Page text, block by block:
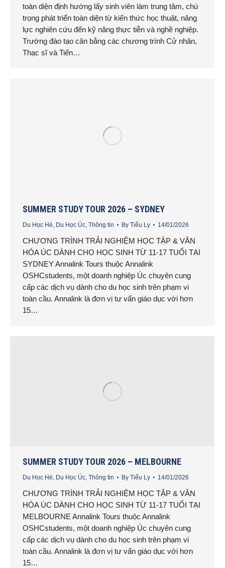
toàn diện định hướng lấy sinh viên làm trung tâm, chú
trọng phát triển toàn diện từ kiến thức học thuật, năng
lực nghiên cứu đến kỹ năng thực tiễn và nghề nghiệp.
Trường đào tạo cân bằng các chương trình Cử nhân,
Thạc sĩ và Tiến…
SUMMER STUDY TOUR 2026 – SYDNEY
Du Học Hè, Du Học Úc, Thông tin By Tiểu Ly 14/01/2026
CHƯƠNG TRÌNH TRẢI NGHIỆM HỌC TẬP & VĂN
HÓA ÚC DÀNH CHO HỌC SINH TỪ 11-17 TUỔI TẠI
SYDNEY Annalink Tours thuộc Annalink
OSHCstudents, một doanh nghiệp Úc chuyên cung
cấp các dịch vụ dành cho du học sinh trên phạm vi
toàn cầu. Annalink là đơn vị tư vấn giáo dục với hơn
15…
SUMMER STUDY TOUR 2026 – MELBOURNE
Du Học Hè Du Học Úc Thông tin By Tiểu Ly 14/01/2026
CHƯƠNG TRÌNH TRẢI NGHIỆM HỌC TẬP & VĂN
HÓA ÚC DÀNH CHO HỌC SINH TỪ 11-17 TUỔI TẠI
MELBOURNE Annalink Tours thuộc Annalink
OSHCstudents, một doanh nghiệp Úc chuyên cung
cấp các dịch vụ dành cho du học sinh trên phạm vi
toàn cầu. Annalink là đơn vị tư vấn giáo dục với hơn
15…